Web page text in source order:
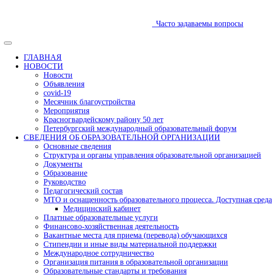
Часто задаваемы вопросы
ГЛАВНАЯ
НОВОСТИ
Новости
Объявления
covid-19
Месячник благоустройства
Мероприятия
Красногвардейскому району 50 лет
Петербургский международный образовательный форум
СВЕДЕНИЯ ОБ ОБРАЗОВАТЕЛЬНОЙ ОРГАНИЗАЦИИ
Основные сведения
Структура и органы управления образовательной организацией
Документы
Образование
Руководство
Педагогический состав
МТО и оснащенность образовательного процесса. Доступная среда
Медицинский кабинет
Платные образовательные услуги
Финансово-хозяйственная деятельность
Вакантные места для приема (перевода) обучающихся
Стипендии и иные виды материальной поддержки
Международное сотрудничество
Организация питания в образовательной организации
Образовательные стандарты и требования